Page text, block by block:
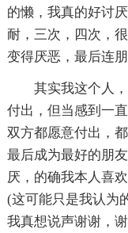
的懒，我真的好讨
耐，三次，四次，
变得厌恶，最后连朋
其实我这个人，
付出，但当感到一
双方都愿意付出，
最后成为最好的朋
厌，的确我本人喜
(这可能只是我认为
我真想说声谢谢，